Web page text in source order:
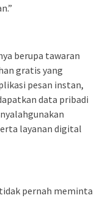
berupa tawaran
gratis yang
pesan instan,
data pribadi
layanan digital
pernah meminta